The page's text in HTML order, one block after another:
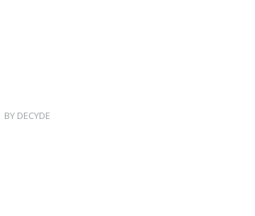
BY DECYDE